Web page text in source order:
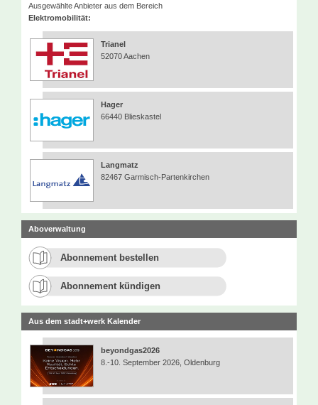
Ausgewählte Anbieter aus dem Bereich
Elektromobilität:
Trianel
52070 Aachen
Hager
66440 Blieskastel
Langmatz
82467 Garmisch-Partenkirchen
Aboverwaltung
Abonnement bestellen
Abonnement kündigen
Aus dem stadt+werk Kalender
beyondgas2026
8.-10. September 2026, Oldenburg